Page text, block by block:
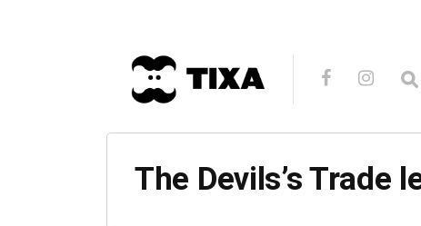
The Devils’s Trade